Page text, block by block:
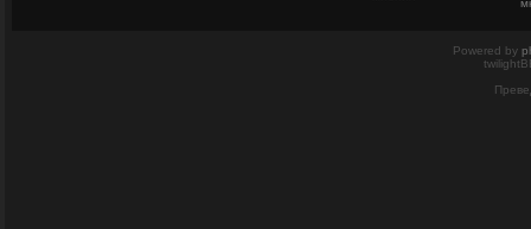
Powered by